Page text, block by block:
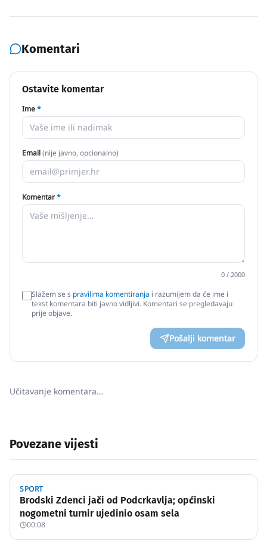
Komentari
Ostavite komentar
Ime*
Email(nije javno, opcionalno)
Komentar*
0 / 2000
Slažem se s pravilima komentiranja i razumijem da će ime i
tekst komentara biti javno vidljivi. Komentari se pregledavaju
prije objave.
Pošalji komentar
Učitavanje komentara…
Povezane vijesti
SPORT
Brodski Zdenci jači od Podcrkavlja; općinski
nogometni turnir ujedinio osam sela
00:08